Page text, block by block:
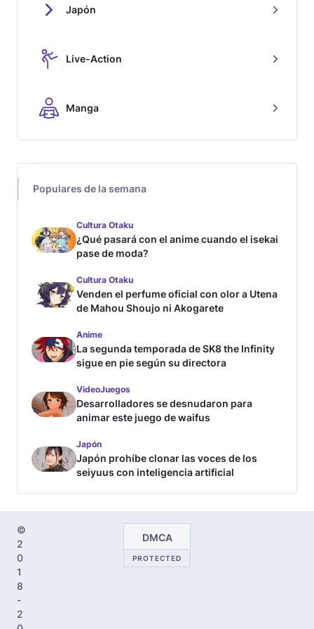
Japón
Live-Action
Manga
Populares de la semana
Cultura Otaku
¿Qué pasará con el anime cuando el isekai
pase de moda?
Cultura Otaku
Venden el perfume oficial con olor a Utena
de Mahou Shoujo ni Akogarete
Anime
La segunda temporada de SK8 the Infinity
sigue en pie según su directora
VideoJuegos
Desarrolladores se desnudaron para
animar este juego de waifus
Japón
Japón prohíbe clonar las voces de los
seiyuus con inteligencia artificial
©
2
0
1
8
-
2
DMCA
PROTECTED